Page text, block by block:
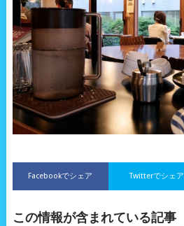
Facebookでシェア Twitterでシェア
この情報が含まれている記事